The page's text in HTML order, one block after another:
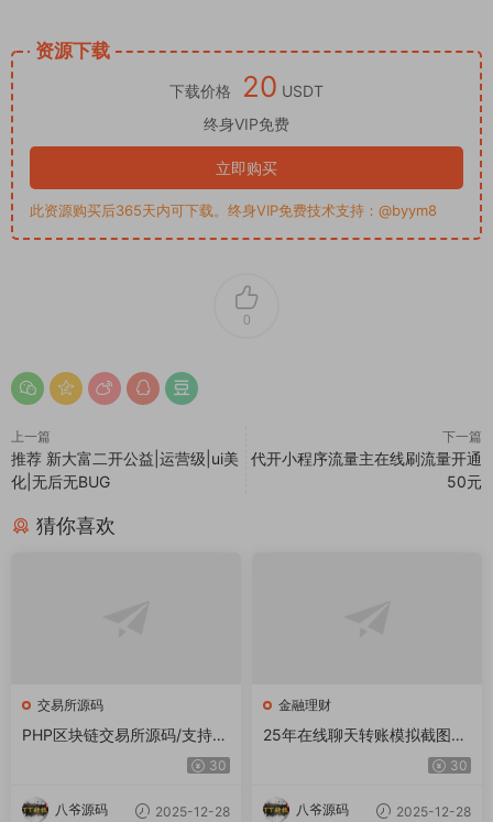
资源下载
下载价格 20 USDT
终身VIP免费
立即购买
此资源购买后365天内可下载。终身VIP免费技术支持：@byym8
0
上一篇
推荐 新大富二开公益|运营级|ui美
化|无后无BUG
下一篇
代开小程序流量主在线刷流量开通
50元
猜你喜欢
交易所源码
PHP区块链交易所源码/支持元
宇宙 锁仓挖矿、币币、法币、
30
八爷源码 2025-12-28
金融理财
25年在线聊天转账模拟截图工
具网站源码转账支付截图生成
30
八爷源码 2025-12-28